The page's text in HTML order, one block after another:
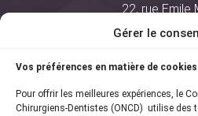
Gérer le
Vos préférences en matière de cookies
Pour offrir les meilleures expériences, le
Chirurgiens-Dentistes (ONCD) utilise des
22, rue Emile
75761 Paris
01 44 34